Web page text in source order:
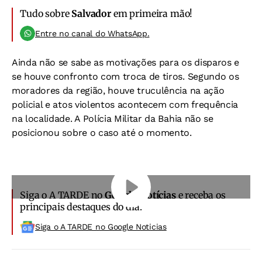
Tudo sobre Salvadorem primeira mão!
Entre no canal do WhatsApp.
Ainda não se sabe as motivações para os disparos e
se houve confronto com troca de tiros. Segundo os
moradores da região, houve truculência na ação
policial e atos violentos acontecem com frequência
na localidade. A Polícia Militar da Bahia não se
posicionou sobre o caso até o momento.
Siga o A TARDE noGoogle Notíciase receba os
principais destaques do dia.
Siga o A TARDE no Google Noticias